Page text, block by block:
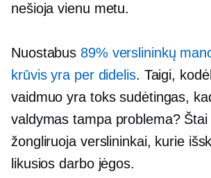
nešioja vienu metu.
Nuostabus 89% verslininkų
krūvis yra per didelis. Taigi,
vaidmuo yra toks sudėtingas,
valdymas tampa problema? Štai
žongliruoja verslininkai, kurie
likusios darbo jėgos.